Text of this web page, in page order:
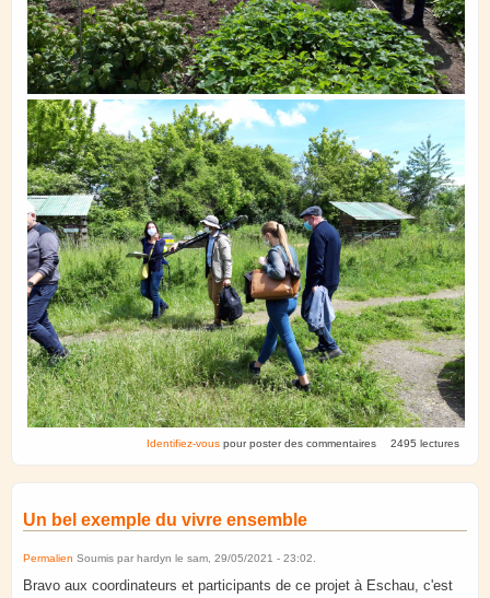
Identifiez-vous pour poster des commentaires 2495 lectures
Un bel exemple du vivre ensemble
Permalien Soumis par hardyn le sam, 29/05/2021 - 23:02
Bravo aux coordinateurs et participants de ce projet à Eschau, c'est